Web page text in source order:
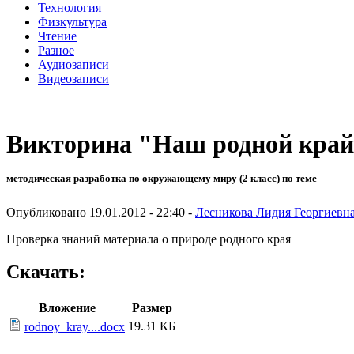
Технология
Физкультура
Чтение
Разное
Аудиозаписи
Видеозаписи
Викторина "Наш родной
методическая разработка по окружающему миру (2 класс) по теме
Опубликовано 19.01.2012 - 22:40 - Лесникова Лидия
Проверка знаний материала о природе родного края
Скачать:
Вложение
Размер
rodnoy_kray....docx 19.31 КБ